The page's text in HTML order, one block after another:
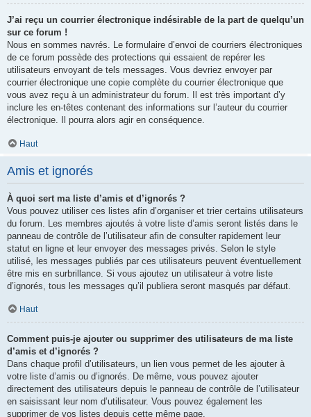
J’ai reçu un courrier électronique indésirable de la part de quelqu’un
sur ce forum !
Nous en sommes navrés. Le formulaire d’envoi de courriers électroniques
de ce forum possède des protections qui essaient de repérer les
utilisateurs envoyant de tels messages. Vous devriez envoyer par
courrier électronique une copie complète du courrier électronique que
vous avez reçu à un administrateur du forum. Il est très important d’y
inclure les en-têtes contenant des informations sur l’auteur du courrier
électronique. Il pourra alors agir en conséquence.
Haut
Amis et ignorés
À quoi sert ma liste d’amis et d’ignorés ?
Vous pouvez utiliser ces listes afin d’organiser et trier certains utilisateurs
du forum. Les membres ajoutés à votre liste d’amis seront listés dans le
panneau de contrôle de l’utilisateur afin de consulter rapidement leur
statut en ligne et leur envoyer des messages privés. Selon le style
utilisé, les messages publiés par ces utilisateurs peuvent éventuellement
être mis en surbrillance. Si vous ajoutez un utilisateur à votre liste
d’ignorés, tous les messages qu’il publiera seront masqués par défaut.
Haut
Comment puis-je ajouter ou supprimer des utilisateurs de ma liste
d’amis et d’ignorés ?
Dans chaque profil d’utilisateurs, un lien vous permet de les ajouter à
votre liste d’amis ou d’ignorés. De même, vous pouvez ajouter
directement des utilisateurs depuis le panneau de contrôle de l’utilisateur
en saisissant leur nom d’utilisateur. Vous pouvez également les
supprimer de vos listes depuis cette même page.